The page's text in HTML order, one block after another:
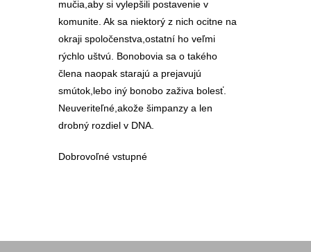
mučia,aby si vylepšili postavenie v
komunite. Ak sa niektorý z nich ocitne na
okraji spoločenstva,ostatní ho veľmi
rýchlo uštvú. Bonobovia sa o takého
člena naopak starajú a prejavujú
smútok,lebo iný bonobo zaživa bolesť.
Neuveriteľné,akože šimpanzy a len
drobný rozdiel v DNA.
Dobrovoľné vstupné